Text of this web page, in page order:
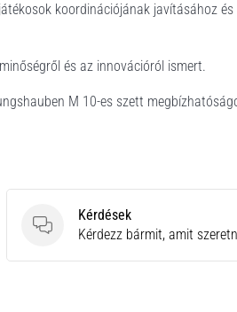
koordinációjának javításához
és az innovációról ismert.
M 10-es szett
Kérdések
Kérdések
Kérdezz bármit, amit